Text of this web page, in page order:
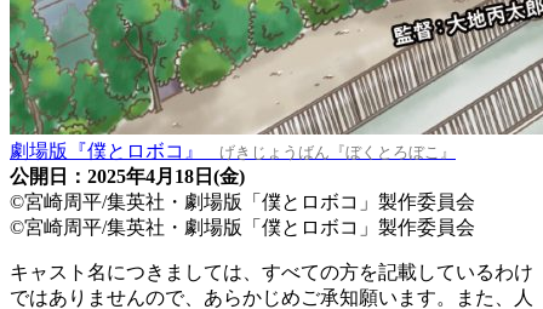
劇場版『僕とロボコ』 げきじょうばん『ぼくとろぼこ』
公開日：2025年4月18日(金)
©宮崎周平/集英社・劇場版「僕とロボコ」製作委員会
©宮崎周平/集英社・劇場版「僕とロボコ」製作委員会
キャスト名につきましては、すべての方を記載しているわけ
ではありませんので、あらかじめご承知願います。また、人